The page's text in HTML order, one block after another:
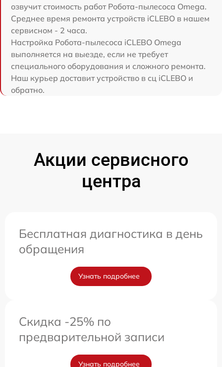
озвучит стоимость работ Робота-пылесоса Omega.
Среднее время ремонта устройств iCLEBO в нашем
сервисном - 2 часа.
Настройка Робота-пылесоса iCLEBO Omega
выполняется на выезде, если не требует
специального оборудования и сложного ремонта.
Наш курьер доставит устройство в сц iCLEBO и
обратно.
Акции сервисного
центра
Бесплатная диагностика в день
обращения
Узнать подробнее
Скидка -25% по
предварительной записи
Узнать подробнее